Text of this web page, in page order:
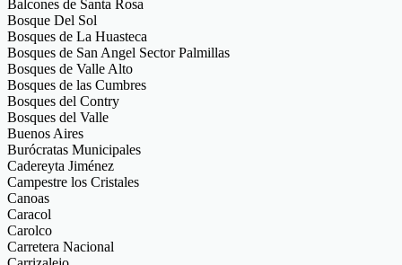
Balcones de Santa Rosa
Bosque Del Sol
Bosques de La Huasteca
Bosques de San Angel Sector Palmillas
Bosques de Valle Alto
Bosques de las Cumbres
Bosques del Contry
Bosques del Valle
Buenos Aires
Burócratas Municipales
Cadereyta Jiménez
Campestre los Cristales
Canoas
Caracol
Carolco
Carretera Nacional